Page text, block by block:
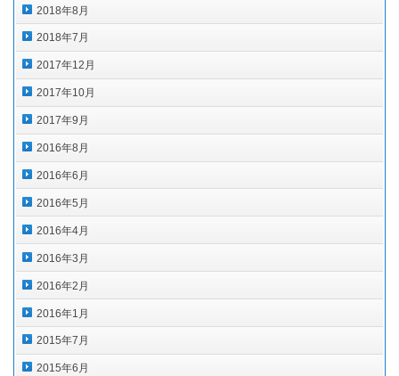
2018年8月
2018年7月
2017年12月
2017年10月
2017年9月
2016年8月
2016年6月
2016年5月
2016年4月
2016年3月
2016年2月
2016年1月
2015年7月
2015年6月